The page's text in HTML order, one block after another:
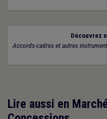
Découvrez
Accords-cadres et autres
Lire aussi en